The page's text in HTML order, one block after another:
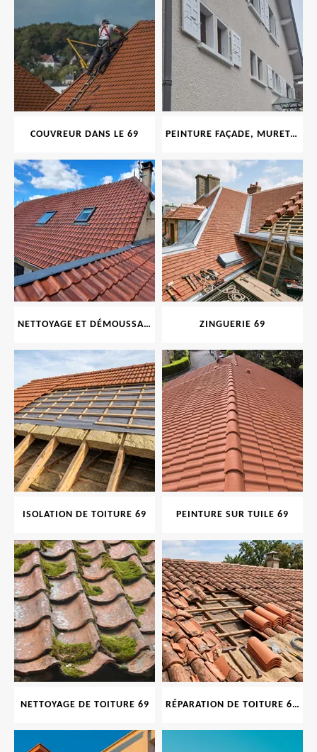
COUVREUR DANS LE 69 PEINTURE FAÇADE, MURET, TOITURE, BOISERIE, FERRONERIE, GOUTTIÈRE 69
NETTOYAGE ET DÉMOUSSAGE DE TOITURE ET FAÇADE 69 ZINGUERIE 69
ISOLATION DE TOITURE 69 PEINTURE SUR TUILE 69
NETTOYAGE DE TOITURE 69 RÉPARATION DE TOITURE 69 RHONE, TUILES CASSÉES OU ABIMÉES